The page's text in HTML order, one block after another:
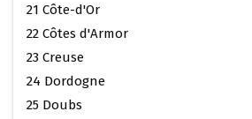
21 Côte-d'Or
22 Côtes d'Armor
23 Creuse
24 Dordogne
25 Doubs